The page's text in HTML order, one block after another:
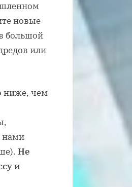
новые
большой
или
ниже, чем
нами
Не
и